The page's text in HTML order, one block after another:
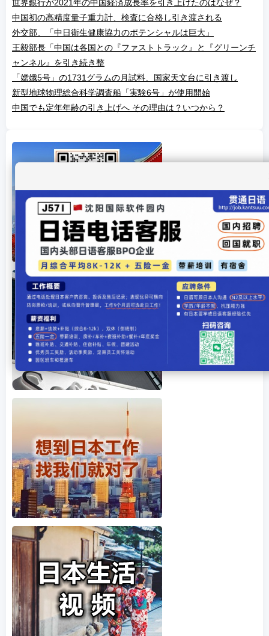
世界銀行が2021年の中国経済成長率を引き上げたのはなぜ？
中国初の高精度量子重力計、検査に合格し引き渡される
外交部、「中日衛生健康協力のポテンシャルは巨大」
王毅部長「中国は各国との『ファストトラック』と『グリーンチ
ャンネル』を引き続き整
「嫦娥5号」の1731グラムの月試料、国家天文台に引き渡し
新型地球物理総合科学調査船「実験6号」が使用開始
中国でも定年年齢の引き上げへ その理由は？いつから？